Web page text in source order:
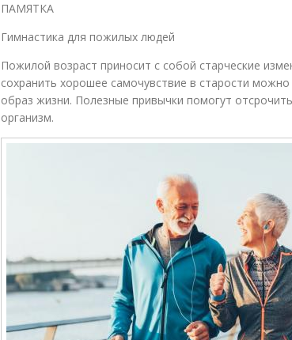
ПАМЯТКА
Гимнастика для пожилых людей
Пожилой возраст приносит с собой старческие
сохранить хорошее самочувствие в старости
образ жизни. Полезные привычки помогут
организм.